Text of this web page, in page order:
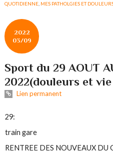
QUOTIDIENNE MES PATHOLGIES ET
2022
03/09
Sport du 29 AOUT
2022(douleurs et
Lien permanent
29:
train gare
RENTREE DES NOUVEAUX DU